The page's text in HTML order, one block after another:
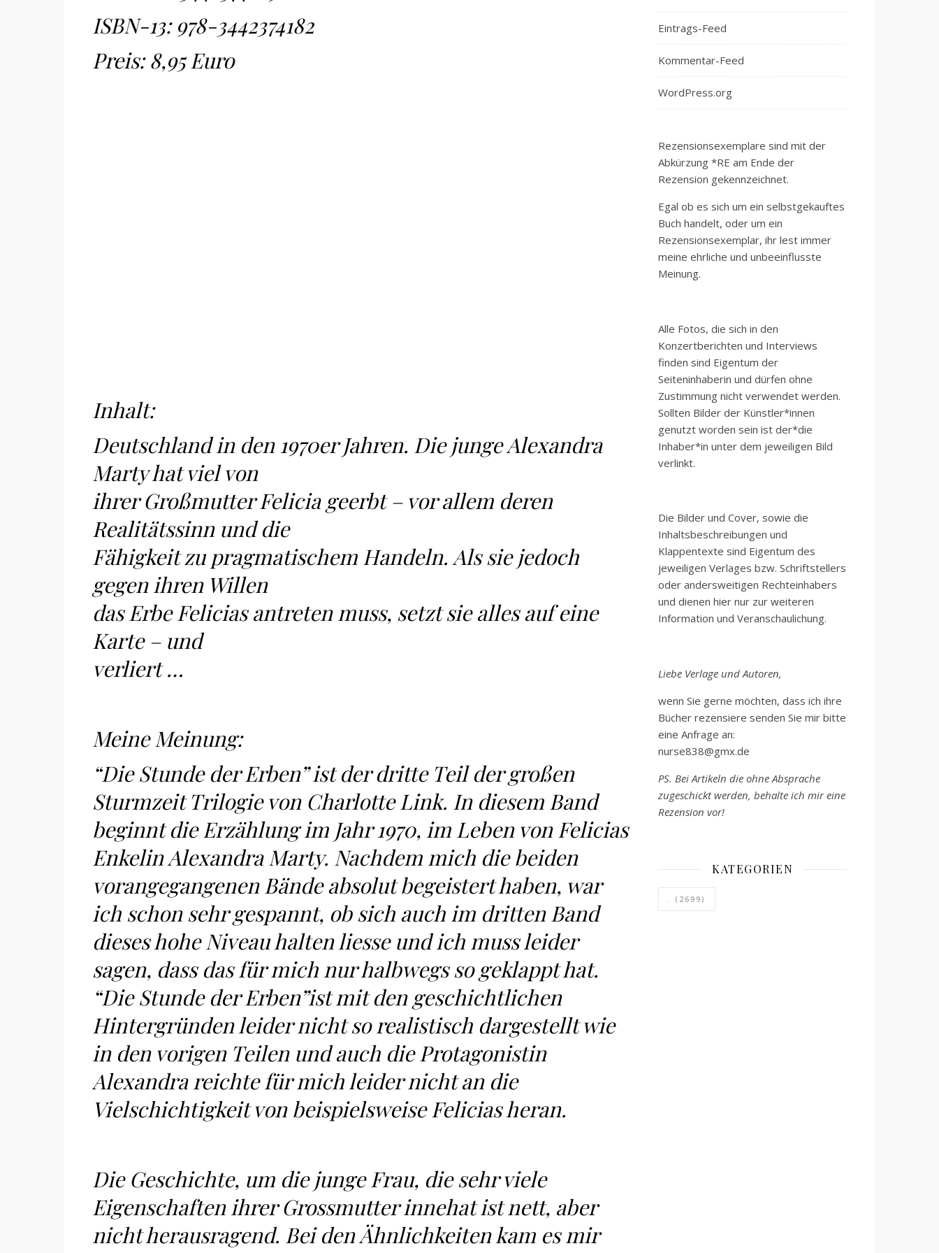
ISBN-13: 978-3442374182
Preis: 8,95 Euro
Inhalt:
Deutschland in den 1970er Jahren. Die junge Alexandra
Marty hat viel von
ihrer Großmutter Felicia geerbt – vor allem deren
Realitätssinn und die
Fähigkeit zu pragmatischem Handeln. Als sie jedoch
gegen ihren Willen
das Erbe Felicias antreten muss, setzt sie alles auf eine
Karte – und
verliert …
Meine Meinung:
“Die Stunde der Erben” ist der dritte Teil der großen
Sturmzeit Trilogie von Charlotte Link. In diesem Band
beginnt die Erzählung im Jahr 1970, im Leben von Felicias
Enkelin Alexandra Marty. Nachdem mich die beiden
vorangegangenen Bände absolut begeistert haben, war
ich schon sehr gespannt, ob sich auch im dritten Band
dieses hohe Niveau halten liesse und ich muss leider
sagen, dass das für mich nur halbwegs so geklappt hat.
“Die Stunde der Erben”ist mit den geschichtlichen
Hintergründen leider nicht so realistisch dargestellt wie
in den vorigen Teilen und auch die Protagonistin
Alexandra reichte für mich leider nicht an die
Vielschichtigkeit von beispielsweise Felicias heran.
Die Geschichte, um die junge Frau, die sehr viele
Eigenschaften ihrer Grossmutter innehat ist nett, aber
nicht herausragend. Bei den Ähnlichkeiten kam es mir
Eintrags-Feed
Kommentar-Feed
WordPress.org
Rezensionsexemplare sind mit der
Abkürzung *RE am Ende der
Rezension gekennzeichnet.
Egal ob es sich um ein selbstgekauftes
Buch handelt, oder um ein
Rezensionsexemplar, ihr lest immer
meine ehrliche und unbeeinflusste
Meinung.
Alle Fotos, die sich in den
Konzertberichten und Interviews
finden sind Eigentum der
Seiteninhaberin und dürfen ohne
Zustimmung nicht verwendet werden.
Sollten Bilder der Künstler*innen
genutzt worden sein ist der*die
Inhaber*in unter dem jeweiligen Bild
verlinkt.
Die Bilder und Cover, sowie die
Inhaltsbeschreibungen und
Klappentexte sind Eigentum des
jeweiligen Verlages bzw. Schriftstellers
oder andersweitigen Rechteinhabers
und dienen hier nur zur weiteren
Information und Veranschaulichung.
Liebe Verlage und Autoren,
wenn Sie gerne möchten, dass ich ihre
Bücher rezensiere senden Sie mir bitte
eine Anfrage an:
nurse838@gmx.de
PS. Bei Artikeln die ohne Absprache
zugeschickt werden, behalte ich mir eine
Rezension vor!
KATEGORIEN
. (2699)